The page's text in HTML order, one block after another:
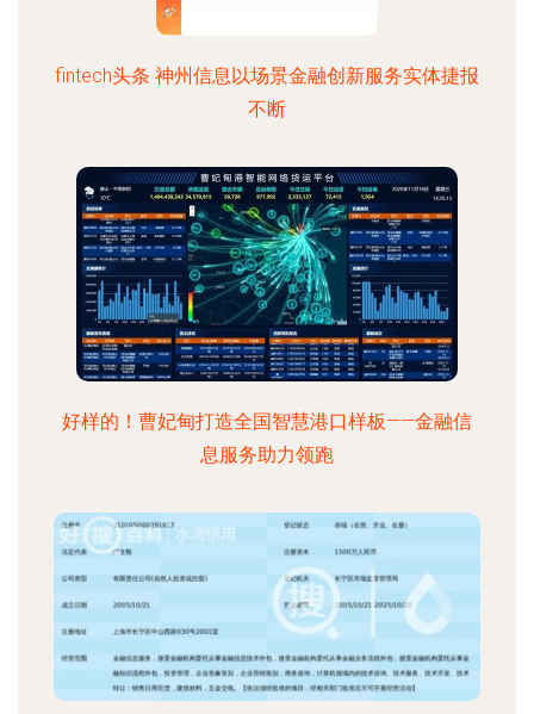
fintech头条 神州信息以场景金融创新服务实体捷报
不断
好样的！曹妃甸打造全国智慧港口样板——金融信
息服务助力领跑